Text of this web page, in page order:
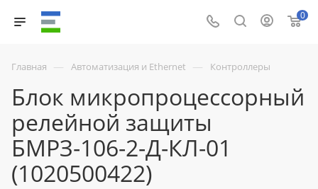
0
Главная — Автоматизация и Ethernet — Контроллеры
Блок микропроцессорный
релейной защиты
БМРЗ-106-2-Д-КЛ-01
(1020500422)